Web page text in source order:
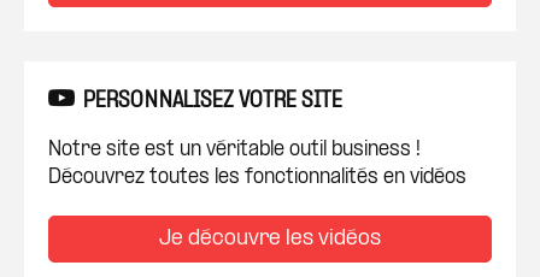
PERSONNALISEZ VOTRE SITE
Notre site est un véritable outil business !
Découvrez toutes les fonctionnalités en vidéos
Je découvre les vidéos